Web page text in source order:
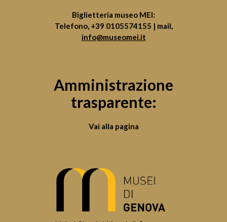
Biglietteria museo MEI:
Telefono, +39 0105574155 | mail,
info@museomei.it
Amministrazione
trasparente:
Vai alla pagina